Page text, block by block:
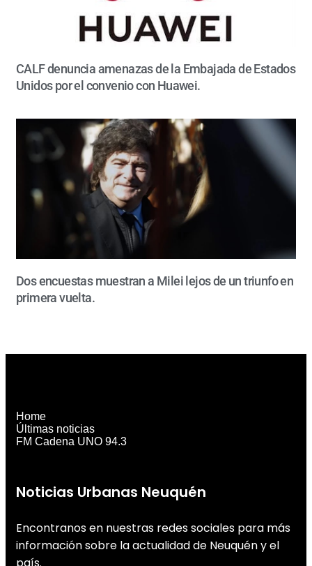
CALF denuncia amenazas de la Embajada de Estados
Unidos por el convenio con Huawei.
Dos encuestas muestran a Milei lejos de un triunfo en
primera vuelta.
Noticias Urbanas Neuquén
Encontranos en nuestras redes sociales para más
información sobre la actualidad de Neuquén y el
Home
Últimas noticias
FM Cadena UNO 94.3